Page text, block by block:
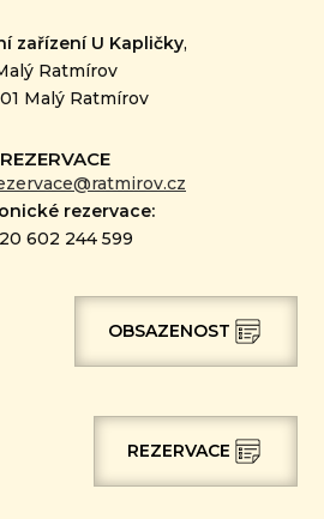
zařízení U Kapličky,
Ratmírov
Malý Ratmírov
REZERVACE
rezervace:
602 244 599
OBSAZENOST
REZERVACE